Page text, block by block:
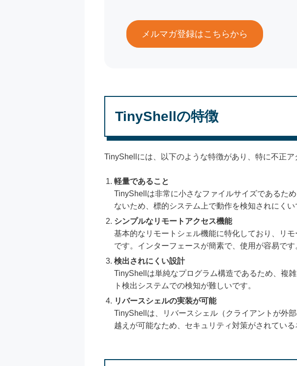
メルマガ登録はこちらから
TinyShellの特徴
TinyShellには、以下のような特徴があり、特に不正
軽量であること
TinyShellは非常に小さなファイルサイズであるた
ないため、標的システム上で動作を検知されにくい
シンプルなリモートアクセス機能
基本的なリモートシェル機能に特化しており、リ
です。インターフェースが簡素で、使用が容易です
検出されにくい設計
TinyShellは単純なプログラム構造であるため、複
ト検出システムでの検知が難しいです。
リバースシェルの実装が可能
TinyShellは、リバースシェル（クライアントが外
越えが可能なため、セキュリティ対策がされてい